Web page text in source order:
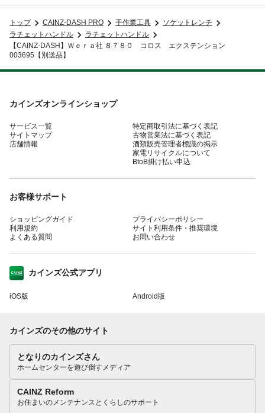
トップ CAINZ-DASH PRO 手作業工具
ソケットレンチ
ラチェットハンドル
ラチェットハンドル
【CAINZ-DASH】Ｗｅｒａ社 ８７８０ コロス エクステンション
003695【別送品】
カインズオンラインショップ
サービス一覧
サイトマップ
店舗情報
特定商取引法に基づく表記
古物営業法に基づく表記
酒類販売管理者標識の掲示
家電リサイクルについて
BtoB掛け払い申込
お客様サポート
ショッピングガイド
利用規約
よくある質問
プライバシーポリシー
サイト利用条件・推奨環境
お問い合わせ
カインズ公式アプリ
iOS版 Android版
カインズのその他のサイト
となりのカインズさん
ホームセンターを遊び倒すメディア
CAINZ Reform
お住まいのメンテナンスとくらしのサポート